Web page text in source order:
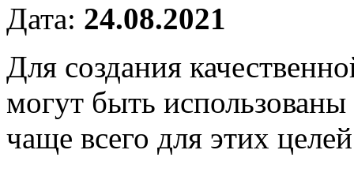
Дата: 24.08.2021
Для создания
могут быть
чаще всего для этих